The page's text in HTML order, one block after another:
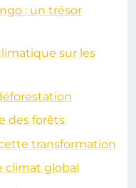
: un trésor
sur les
des forêts
transformation
climat global